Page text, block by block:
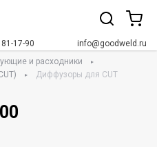
17-90
info@goodweld.ru
и расходники
Диффузоры для CUT